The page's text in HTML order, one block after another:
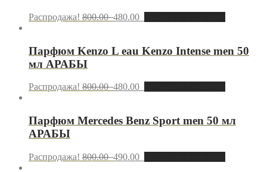
Распродажа! 800.00480.00
Парфюм Kenzo L eau Kenzo Intense men 50
мл АРАБЫ
Распродажа! 800.00480.00
Парфюм Mercedes Benz Sport men 50 мл
АРАБЫ
Распродажа! 800.00490.00